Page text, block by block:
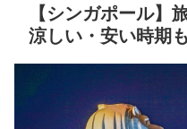
【シンガポール】
涼しい・安い時期